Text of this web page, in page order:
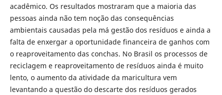
acadêmico. Os resultados mostraram que a maioria das
pessoas ainda não tem noção das consequências
ambientais causadas pela má gestão dos resíduos e ainda a
falta de enxergar a oportunidade financeira de ganhos com
o reaproveitamento das conchas. No Brasil os processos de
reciclagem e reaproveitamento de resíduos ainda é muito
lento, o aumento da atividade da maricultura vem
levantando a questão do descarte dos resíduos gerados